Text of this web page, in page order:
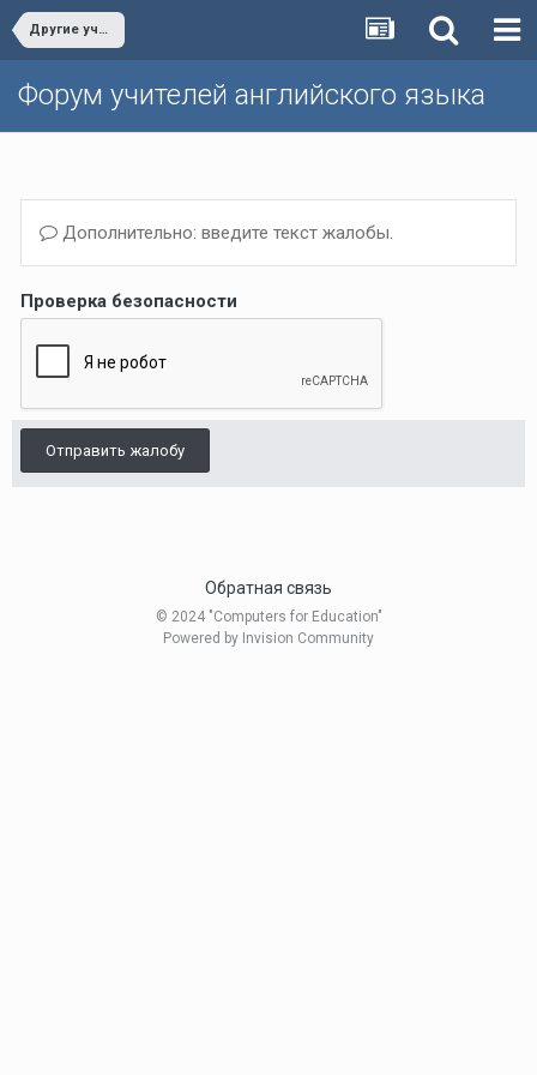
Другие учебники/Other textbooks
Форум учителей английского языка
Дополнительно: введите текст жалобы.
Проверка безопасности
Отправить жалобу
Обратная связь
© 2024 "Computers for Education"
Powered by Invision Community